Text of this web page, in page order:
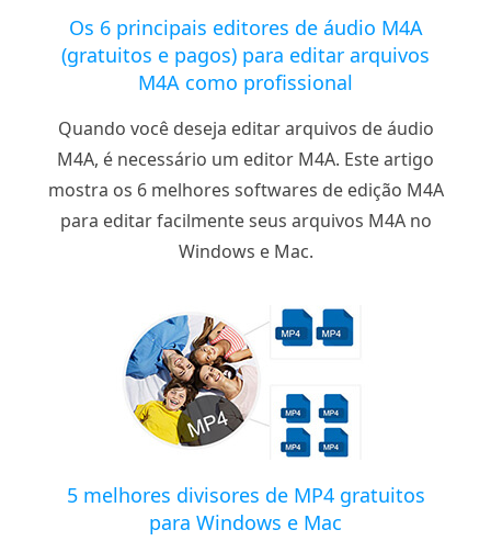
Os 6 principais editores de áudio M4A
(gratuitos e pagos) para editar arquivos
M4A como profissional
Quando você deseja editar arquivos de áudio
M4A, é necessário um editor M4A. Este artigo
mostra os 6 melhores softwares de edição M4A
para editar facilmente seus arquivos M4A no
Windows e Mac.
5 melhores divisores de MP4 gratuitos
para Windows e Mac